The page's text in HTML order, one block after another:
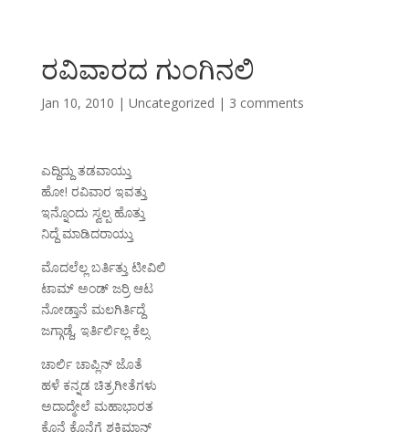
ರವಿವಾರದ ಗುಂಗಿನಲಿ
Jan 10, 2010 | Uncategorized | 3 comments
ಎದ್ದಿದ್ದು ತಡವಾಯ್ತು
ಹೋ! ರವಿವಾರ ಇವತ್ತು
ಇನ್ನೊಂದು ಸ್ವಲ್ಪ ಹೊತ್ತು
ನಿದ್ದೆ ಮಾಡಿದರಾಯ್ತು
ಮೊದಲೆಲ್ಲ ಬರ್ತಿತ್ತು ಟೀವಿಲಿ
ಟಾಮ್ ಅಂಡ್ ಜರ್ರಿ ಆಟ
ನೋಡ್ತಾನೆ ಮಲಗಿರ್ತಿದ್ದೆ
ಜಗ್ಗಾಡ್ದೆ, ಇರ್ತಿರ್ಲಿಲ್ಲ ಕೆಲ್ಸ
ಚಾರ್ಲಿ ಚಾಪ್ಲಿನ್ ಜೊತೆ
ಹಳೆ ಕನ್ನಡ ಚಿತ್ರಗೀತೆಗಳು
ಅದಾದ್ಮೇಲೆ ಮಹಾಭಾರತ
ಕೊನೆ ಕೊನೆಗೆ ಶಕ್ತಿಮಾನ್